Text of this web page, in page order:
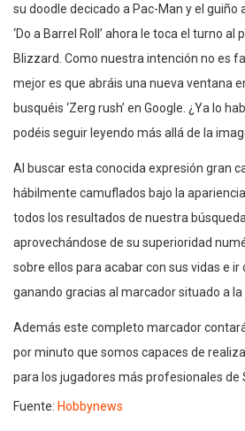
su doodle decicado a Pac-Man y el guiño
‘Do a Barrel Roll’ ahora le toca el turno
Blizzard. Como nuestra intención no es
mejor es que abráis una nueva ventana
busquéis ‘Zerg rush’ en Google. ¿Ya lo
podéis seguir leyendo más allá de la
Al buscar esta conocida expresión gran
hábilmente camuflados bajo la apariencia
todos los resultados de nuestra
aprovechándose de su superioridad
sobre ellos para acabar con sus vidas e
ganando gracias al marcador situado a la
Además este completo marcador
por minuto que somos capaces de
para los jugadores más profesionales de
Fuente: Hobbynews